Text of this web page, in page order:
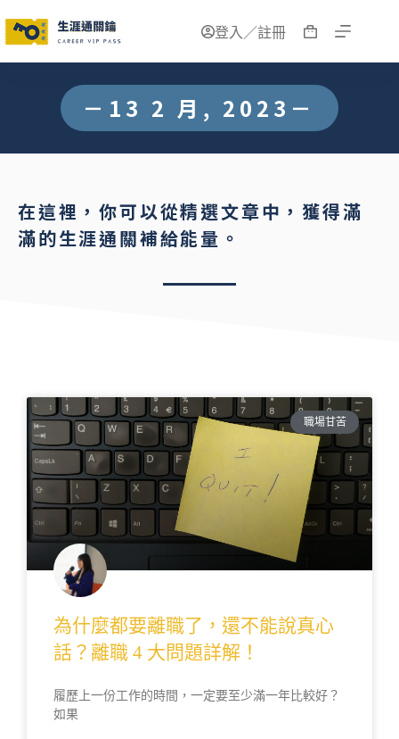
登入／註冊
－13 2 月, 2023－
在這裡，你可以從精選文章中，獲得滿
滿的生涯通關補給能量。
職場甘苦
為什麼都要離職了，還不能說真心
話？離職 4 大問題詳解！
履歷上一份工作的時間，一定要至少滿一年比較好？
如果